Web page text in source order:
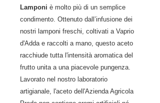
Lamponi è molto più di un semplice
condimento. Ottenuto dall’infusione dei
nostri lamponi freschi, coltivati a Vaprio
d'Adda e raccolti a mano, questo aceto
racchiude tutta l'intensità aromatica del
frutto unita a una piacevole pungenza.
Lavorato nel nostro laboratorio
artigianale, l'aceto dell'Azienda Agricola